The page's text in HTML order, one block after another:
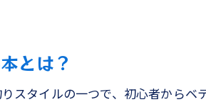
家族で楽しむ釣りの安全対策
親子で挑戦！天草の釣り体験談
とは？
スタイルの一つで、初心者から